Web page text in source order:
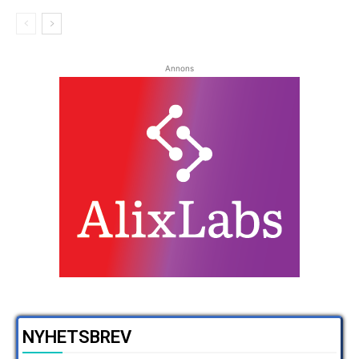
Annons
NYHETSBREV